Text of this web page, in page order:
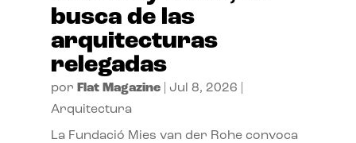
busca de las
arquitecturas
relegadas
por Flat Magazine| Jul 8, 2026
Arquitectura
La Fundació Mies van der Rohe convoca